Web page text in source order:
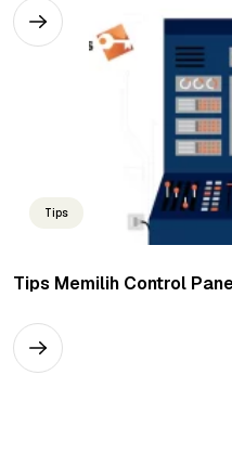
Tips
Tips Memilih Control